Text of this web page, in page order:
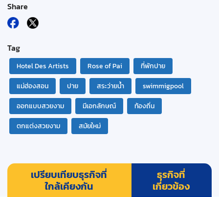
Share
Tag
Hotel Des Artists Rose of Pai
ที่พักปาย
แม่ฮ่องสอน
ปาย สระว่ายน้ำ
swimmigpool
ออกแบบสวยงาม
มีเอกลักษณ์
ท้องถิ่น
ตกแต่งสวยงาม
สมัยใหม่
เปรียบเทียบธุรกิจที่
ใกล้เคียงกัน
ธุรกิจที่
เกี่ยวข้อง